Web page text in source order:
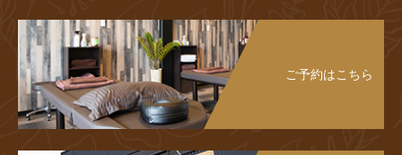
ご予約はこちら